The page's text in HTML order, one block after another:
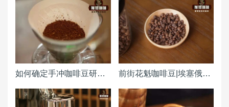
如何确定手冲咖啡豆研磨度粗细（粗幼） 咖啡磨豆机刻度怎么调整？ 前街花魁咖啡豆|埃塞俄比亚原西达摩古吉产区日晒花魁咖啡产区风味特点 和瑰夏有关系吗